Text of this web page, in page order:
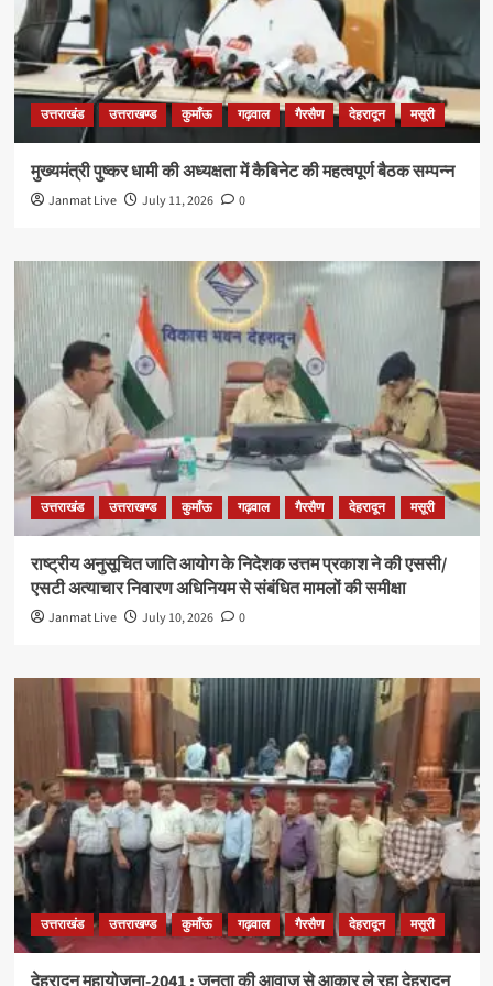
उत्तराखंड उत्तराखण्ड कुमाँऊ गढ़वाल गैरसैण देहरादून मसूरी
मुख्यमंत्री पुष्कर धामी की अध्यक्षता में कैबिनेट की महत्वपूर्ण बैठक सम्पन्न
Janmat Live July 11, 2026 0
उत्तराखंड उत्तराखण्ड कुमाँऊ गढ़वाल गैरसैण देहरादून मसूरी
राष्ट्रीय अनुसूचित जाति आयोग के निदेशक उत्तम प्रकाश ने की एससी/
एसटी अत्याचार निवारण अधिनियम से संबंधित मामलों की समीक्षा
Janmat Live July 10, 2026 0
उत्तराखंड उत्तराखण्ड कुमाँऊ गढ़वाल गैरसैण देहरादून मसूरी